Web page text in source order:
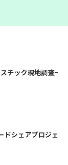
チック現地調査~
シェアプロジェ